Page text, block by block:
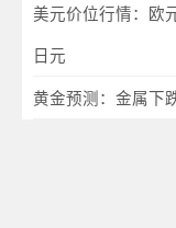
美元价位行情：欧
日元
黄金预测：金属下